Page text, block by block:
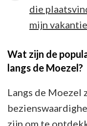
die
mijn
Wat zijn de
langs de Moezel?
Langs de Moezel
zijn om te